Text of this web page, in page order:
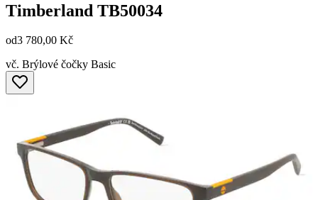
Timberland TB50034
od3 780,00 Kč
vč. Brýlové čočky Basic